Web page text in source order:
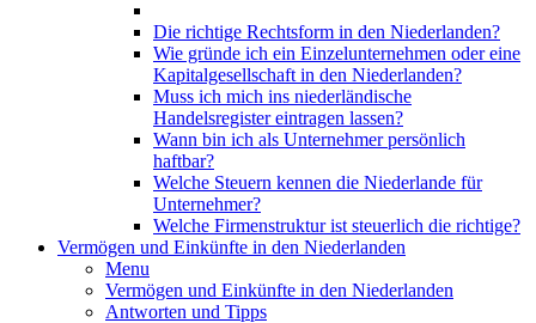
Die richtige Rechtsform in den Niederlanden?
Wie gründe ich ein Einzelunternehmen oder eine
Kapitalgesellschaft in den Niederlanden?
Muss ich mich ins niederländische
Handelsregister eintragen lassen?
Wann bin ich als Unternehmer persönlich
haftbar?
Welche Steuern kennen die Niederlande für
Unternehmer?
Welche Firmenstruktur ist steuerlich die richtige?
Vermögen und Einkünfte in den Niederlanden
Menu
Vermögen und Einkünfte in den Niederlanden
Antworten und Tipps